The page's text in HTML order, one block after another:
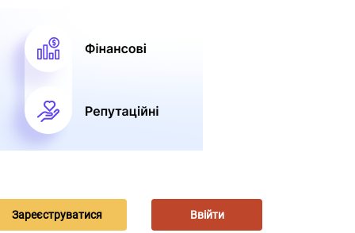
Зареєструватися Ввійти